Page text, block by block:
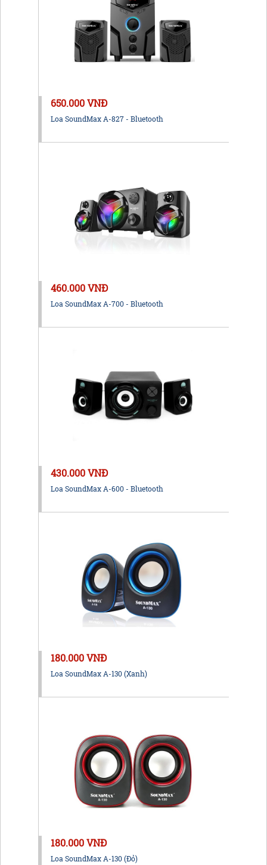
650.000 VNĐ
Loa SoundMax A-827 - Bluetooth
460.000 VNĐ
Loa SoundMax A-700 - Bluetooth
430.000 VNĐ
Loa SoundMax A-600 - Bluetooth
180.000 VNĐ
Loa SoundMax A-130 (Xanh)
180.000 VNĐ
Loa SoundMax A-130 (Đỏ)